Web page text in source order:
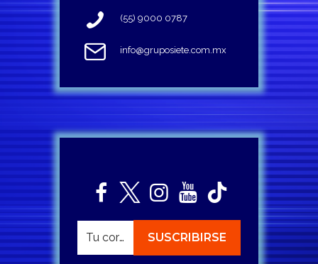
(55) 9000 0787
info@gruposiete.com.mx